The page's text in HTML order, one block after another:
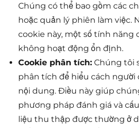
Chúng có thể bao gồm các
hoặc quản lý phiên làm việc.
cookie này, một số tính năng
không hoạt động ổn định.
Cookie phân tích: Chúng tôi
phân tích để hiểu cách
nội dung. Điều này giúp
phương pháp đánh giá và
liệu thu thập được thường ở